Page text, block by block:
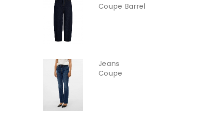
Coupe Barrel
Jeans
Coupe